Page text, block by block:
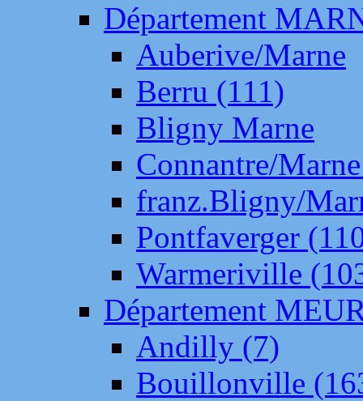
Département
Auberive/Marne
Berru (111)
Bligny Marne
Connantre/
franz.Bligny/
Pontfaverger
Warmeriville
Département
Andilly (7)
Bouillonville